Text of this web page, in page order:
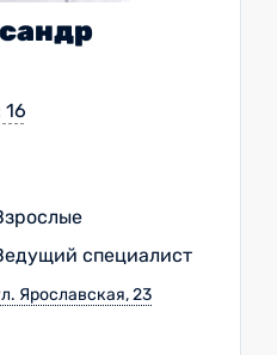
специалист
Ярославская, 23